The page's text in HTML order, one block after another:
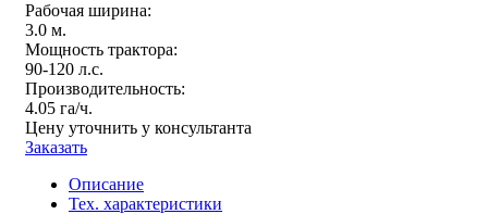
Рабочая ширина:
3.0 м.
Мощность трактора:
90-120 л.с.
Производительность:
4.05 га/ч.
Цену уточнить у консультанта
Заказать
Описание
Тех. характеристики